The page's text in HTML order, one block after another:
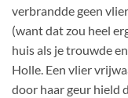
verbrandde geen
(want dat zou heel
huis als je trouwde
Holle. Een vlier
door haar geur hield